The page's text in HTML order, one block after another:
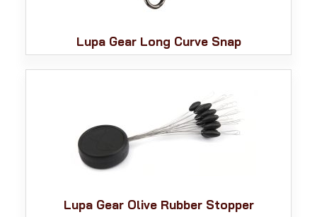
Lupa Gear Long Curve Snap
Lupa Gear Olive Rubber Stopper